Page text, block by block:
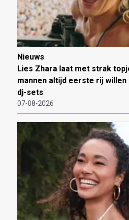
Nieuws
Lies Zhara laat met strak
mannen altijd eerste rij willen
dj-sets
07-08-2026